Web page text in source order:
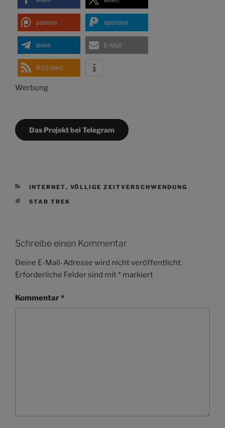
patreon spenden
teilen E-Mail
RSS-feed
Werbung
Das Projekt bei Telegram
KATEGORIEN
INTERNET, VÖLLIGE ZEITVERSCHWENDUNG
SCHLAGWÖRTER
STAR TREK
Schreibe einen Kommentar
Deine E-Mail-Adresse wird nicht veröffentlicht.
Erforderliche Felder sind mit* markiert
Kommentar*